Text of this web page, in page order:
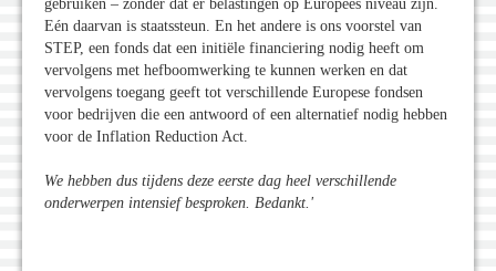
gebruiken – zonder dat er belastingen op Europees niveau zijn.
Eén daarvan is staatssteun. En het andere is ons voorstel van
STEP, een fonds dat een initiële financiering nodig heeft om
vervolgens met hefboomwerking te kunnen werken en dat
vervolgens toegang geeft tot verschillende Europese fondsen
voor bedrijven die een antwoord of een alternatief nodig hebben
voor de Inflation Reduction Act.
We hebben dus tijdens deze eerste dag heel verschillende
onderwerpen intensief besproken. Bedankt.'